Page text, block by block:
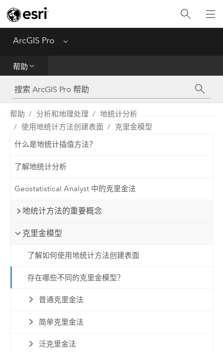
ArcGIS Pro Menu
帮助
工具参考
Python
SDK
帮助 分析和地理处理
地统计分析
使用地统计方法创建表面
克里金模型
什么是地统计插值方法？
了解地统计分析
Geostatistical Analyst 中的克里金法
地统计方法的重要概念
克里金模型
了解如何使用地统计方法创建表面
存在哪些不同的克里金模型？
普通克里金法
简单克里金法
泛克里金法